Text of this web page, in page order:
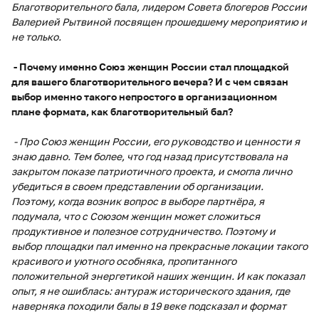
Благотворительного бала, лидером Совета блогеров России
Валерией Рытвиной посвящен прошедшему мероприятию и
не только.
- Почему именно Союз женщин России стал площадкой
для вашего благотворительного вечера? И с чем связан
выбор именно такого непростого в организационном
плане формата, как благотворительный бал?
- Про Союз женщин России, его руководство и ценности я
знаю давно. Тем более, что год назад присутствовала на
закрытом показе патриотичного проекта, и смогла лично
убедиться в своем представлении об организации.
Поэтому, когда возник вопрос в выборе партнёра, я
подумала, что с Союзом женщин может сложиться
продуктивное и полезное сотрудничество. Поэтому и
выбор площадки пал именно на прекрасные локации такого
красивого и уютного особняка, пропитанного
положительной энергетикой наших женщин. И как показал
опыт, я не ошиблась: антураж исторического здания, где
наверняка походили балы в 19 веке подсказал и формат